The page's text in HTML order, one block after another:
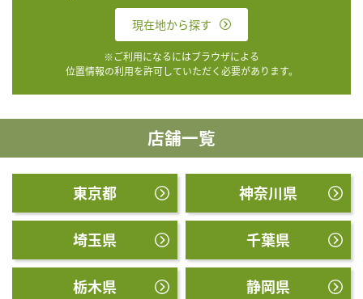
現在地から探す
※ご利用になるにはブラウザによる
位置情報の利用を許可していただく必要があります。
店舗一覧
東京都 神奈川県
埼玉県 千葉県
栃木県 静岡県